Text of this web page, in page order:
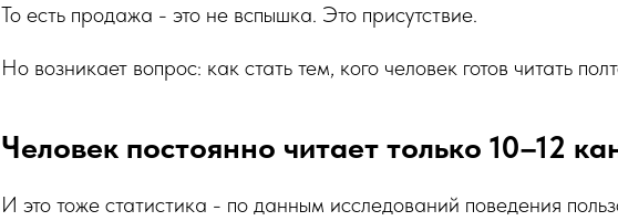
То есть продажа - это не вспышка. Это присутствие.
Но возникает вопрос: как стать тем, кого человек готов читать
Человек постоянно читает только 10–12
И это тоже статистика - по данным исследований поведения